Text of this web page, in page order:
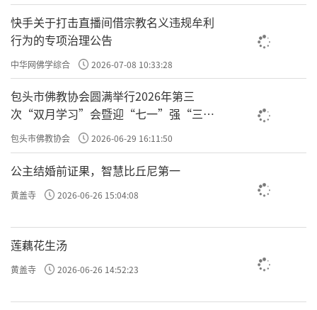
变。师生们走进塔元庄村村史馆，透过一幅幅
珍贵老照片、一件件承载岁月记忆的实物展
品，系统了解村庄从落后贫瘠到振兴发展的奋
进历程。从昔日闭塞贫困的乡土村落，到如今
生态优美、宜居宜业的幸福家园，塔元庄村的
沧桑巨变让全体师生深受震撼、倍感触动。大
家真切感悟到党的富民强农政策为农业农村发
展带来的历史性变革与突破性成就，进一步厚
植了对中国特色社会主义道路的认同感与自豪
感，更加坚定了感党恩、听党话、跟党走的理
想信念和行动自觉。
快手关于打击直播间借宗教名义违规牟利
行为的专项治理公告
中华网佛学综合 2026-07-08 10:33:28
包头市佛教协会圆满举行2026年第三
次“双月学习”会暨迎“七一”强“三
爱”主题书画笔会
包头市佛教协会 2026-06-29 16:11:50
公主结婚前证果，智慧比丘尼第一
黄盖寺 2026-06-26 15:04:08
莲藕花生汤
黄盖寺 2026-06-26 14:52:23